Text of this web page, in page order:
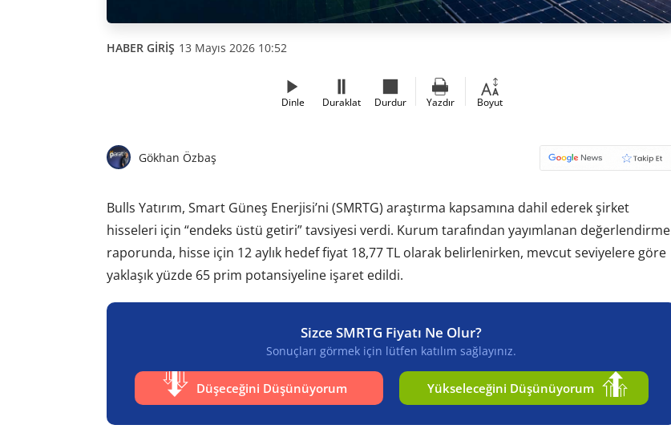
HABER GİRİŞ 13 Mayıs 2026 10:52
Dinle Duraklat Durdur Yazdır Boyut
Gökhan Özbaş
Bulls Yatırım, Smart Güneş Enerjisi’ni (SMRTG) araştırma kapsamına dahil ederek şirket
hisseleri için “endeks üstü getiri” tavsiyesi verdi. Kurum tarafından yayımlanan değerlendirme
raporunda, hisse için 12 aylık hedef fiyat 18,77 TL olarak belirlenirken, mevcut seviyelere göre
yaklaşık yüzde 65 prim potansiyeline işaret edildi.
Sizce SMRTG Fiyatı Ne Olur?
Sonuçları görmek için lütfen katılım sağlayınız.
Düşeceğini Düşünüyorum Yükseleceğini Düşünüyorum